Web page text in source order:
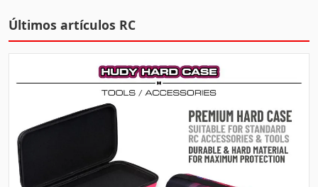
Últimos artículos RC